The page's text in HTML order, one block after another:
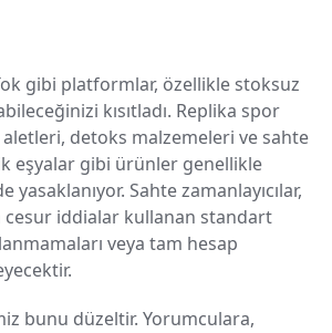
gibi platformlar, özellikle stoksuz
kısıtladı. Replika spor
aletleri, detoks malzemeleri ve sahte
eşyalar gibi ürünler genellikle
Sahte zamanlayıcılar,
cesur iddialar kullanan standart
veya tam hesap
bunu düzeltir. Yorumculara,